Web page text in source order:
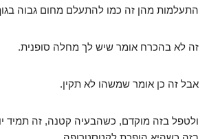
התעלמות מהן זה כמו להתעלם מחום גבוה
זה לא בהכרח אומר שיש לך מחלה סופנית.
אבל זה כן אומר שמשהו לא תקין.
ולטפל בזה מוקדם, כשהבעיה קטנה, זה תמיד